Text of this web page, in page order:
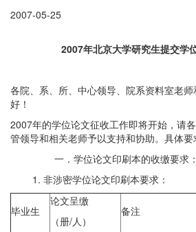
2007-05-25
2007年北京大学研究生提交学
各院、系、所、中心领导、院系资料室老
好！
2007年的学位论文征收工作即将开始，请
管领导和相关老师予以支持和协助。具体要
一．学位论文印刷本的收缴要求：
1. 非涉密学位论文印刷本要求：
毕业生
论文呈缴
（册/人）
备注